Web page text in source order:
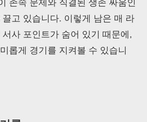
존속 문제와 직결된 생존 싸움인
고 있습니다. 이렇게 남은 매 라
사 포인트가 숨어 있기 때문에,
롭게 경기를 지켜볼 수 있습니